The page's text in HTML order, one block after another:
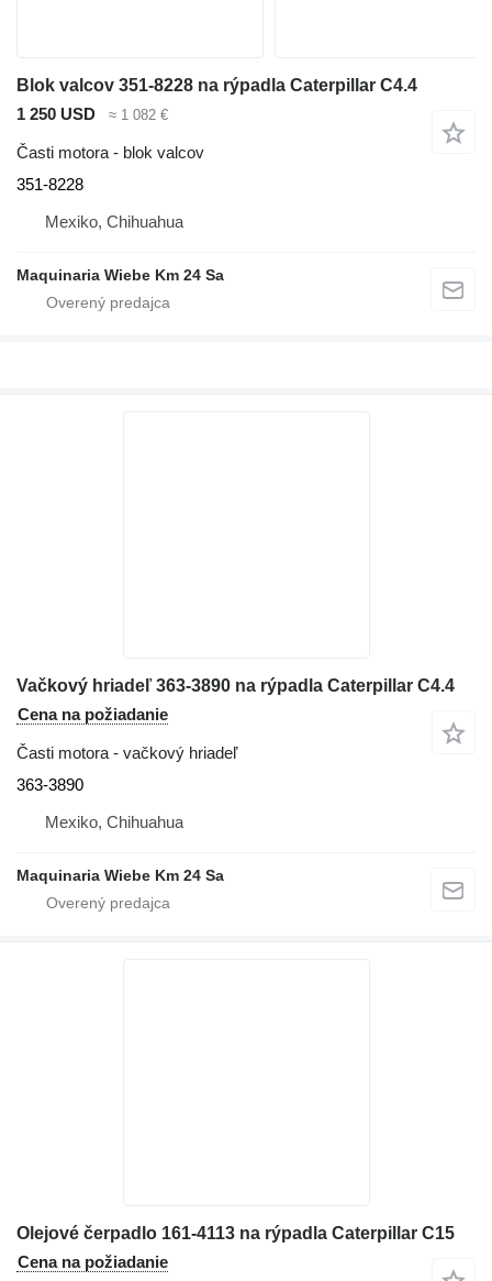
Blok valcov 351-8228 na rýpadla Caterpillar C4.4
1 250 USD
≈ 1 082 €
Časti motora - blok valcov
351-8228
Mexiko, Chihuahua
Maquinaria Wiebe Km 24 Sa
Vačkový hriadeľ 363-3890 na rýpadla Caterpillar C4.4
Cena na požiadanie
Časti motora - vačkový hriadeľ
363-3890
Mexiko, Chihuahua
Maquinaria Wiebe Km 24 Sa
Olejové čerpadlo 161-4113 na rýpadla Caterpillar C15
Cena na požiadanie